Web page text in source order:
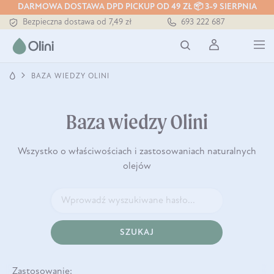
DARMOWA DOSTAWA DPD PICKUP OD 49 ZŁ 📦 3-9 SIERPNIA
Tłoczony zawsze na zimno
Bezpieczna dostawa od 7,49 zł
Tłoczony zawsze na zimno
693 222 687
BAZA WIEDZY OLINI
Baza wiedzy Olini
Wszystko o właściwościach i zastosowaniach naturalnych
olejów
SZUKAJ
Zastosowanie: